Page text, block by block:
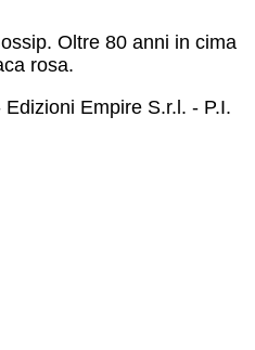
Oltre 80 anni in cima
rosa.
Empire S.r.l. - P.I.